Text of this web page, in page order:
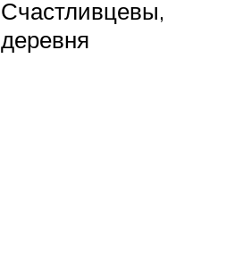
Счастливцевы,
деревня